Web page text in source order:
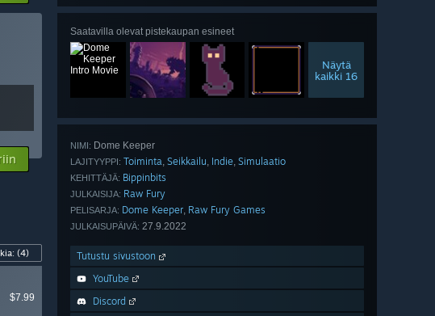
Saatavilla olevat pistekaupan esineet
Näytä
kaikki 16
NIMI: Dome Keeper
LAJITYYPPI: Toiminta, Seikkailu, Indie, Simulaatio
KEHITTÄJÄ: Bippinbits
JULKAISIJA: Raw Fury
PELISARJA: Dome Keeper, Raw Fury Games
JULKAISUPÄIVÄ: 27.9.2022
Tutustu sivustoon
YouTube
Discord
(4)
$7.99